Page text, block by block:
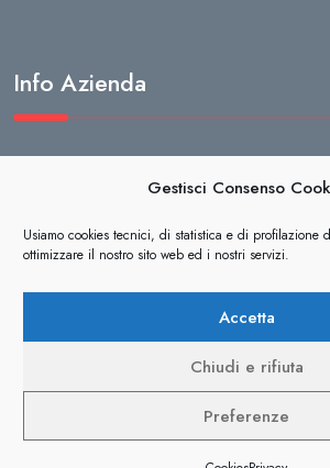
Gestisci Consenso
Usiamo cookies tecnici, di statistica e di profilazione
ottimizzare il nostro sito web ed i nostri servizi.
Accetta
Chiudi e rifiuta
Preferenze
MONITOR PROFESSIONALE CON
Info Azienda
Cookies
Copyright © 2026 Vela System. Tutti i diritti